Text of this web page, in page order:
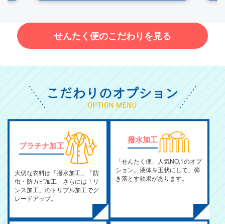
せんたく便のこだわりを見る
プラチナ加工
大切な衣料は「撥水加工」「防
虫・防カビ加工」さらには「リ
ンス加工」のトリプル加工でグ
レードアップ。
撥水加工
「せんたく便」人気NO,1のオプ
ション。液体を玉状にして、弾
き落とす効果があります。